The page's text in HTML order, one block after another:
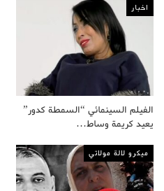
اخبار
الفيلم السينمائي “السمطة كدور”
يعيد كريمة وساط…
ميكرو لالة مولاتي